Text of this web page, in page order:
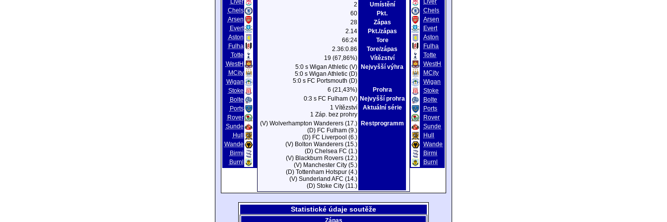
Liver
Chels
Arsen
Evert
Aston
Fulha
Totte
WestH
MCity
Wigan
Stoke
Bolte
Ports
Rover
Sunde
Hull
Wande
Birmi
Burnl
2
Umístění
60
Pkt.
28
Zápas
2.14
Pkt./zápas
66:24
Tore
2.36:0.86
Tore/zápas
19 (67,86%)
Vítězství
5:0 s Wigan Athletic (V)
5:0 s Wigan Athletic (D)
5:0 s FC Portsmouth (D)
Nejvyšší výhra
6 (21,43%)
Prohra
0:3 s FC Fulham (V) Nejvyšší prohra
1 Vítězství
1 Záp. bez prohry
Aktuální série
(V) Wolverhampton Wanderers (17.)
(D) FC Fulham (9.)
(D) FC Liverpool (6.)
(V) Bolton Wanderers (15.)
(D) Chelsea FC (1.)
(V) Blackburn Rovers (12.)
(V) Manchester City (5.)
(D) Tottenham Hotspur (4.)
(V) Sunderland AFC (14.)
(D) Stoke City (11.)
Restprogramm
Liver
Chels
Arsen
Evert
Aston
Fulha
Totte
WestH
MCity
Wigan
Stoke
Bolte
Ports
Rover
Sunde
Hull
Wande
Birmi
Burnl
Statistické údaje soutěže